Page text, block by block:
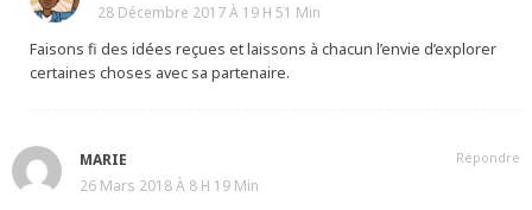
28 Décembre 2017 À 19 H 51 Min
Faisons fi des idées reçues et laissons à chacun l’envie d’explorer
certaines choses avec sa partenaire.
MARIE
26 Mars 2018 À 8 H 19 Min
Répondre